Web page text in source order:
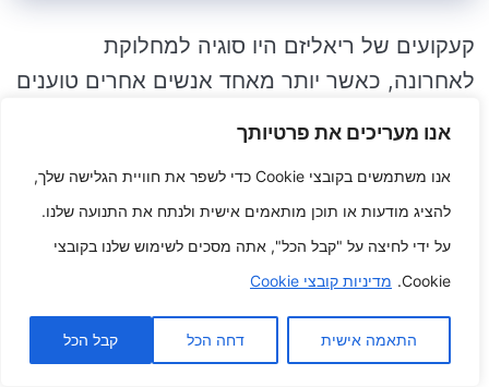
אנו מעריכים את פרטיותך
אנו משתמשים בקובצי Cookie כדי לשפר את חוויית הגלישה שלך,
להציג מודעות או תוכן מותאמים אישית ולנתח את התנועה שלנו.
על ידי לחיצה על "קבל הכל", אתה מסכים לשימוש שלנו בקובצי
Cookie. מדיניות קובצי Cookie
התאמה אישית דחה הכל קבל הכל
קעקועים של ריאליזם היו סוגיה למחלוקת
לאחרונה, כאשר יותר מאחד אנשים אחרים טוענים
שקעקועים בריאליזם הם אחד מאותם יצירות
אמנות ויש להעריך אלה ככזה.
ישנם הרבה יסודות שתרמו למחלוקת סביב
קעקועים של ריאליזם. אלמנט אחד הוא המציאות
שקעקועים בריאליזם יכולים להתפתח ל נורא
גרפיים ומציאותיים, מה עשוי לשבור או להעליב